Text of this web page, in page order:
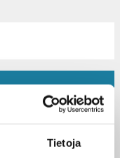
Tietoja